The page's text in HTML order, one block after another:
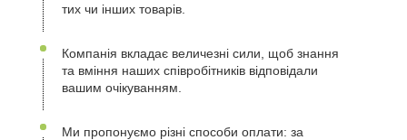
тих чи інших товарів.
Компанія вкладає величезні сили, щоб знання
та вміння наших співробітників відповідали
вашим очікуванням.
Ми пропонуємо різні способи оплати: за